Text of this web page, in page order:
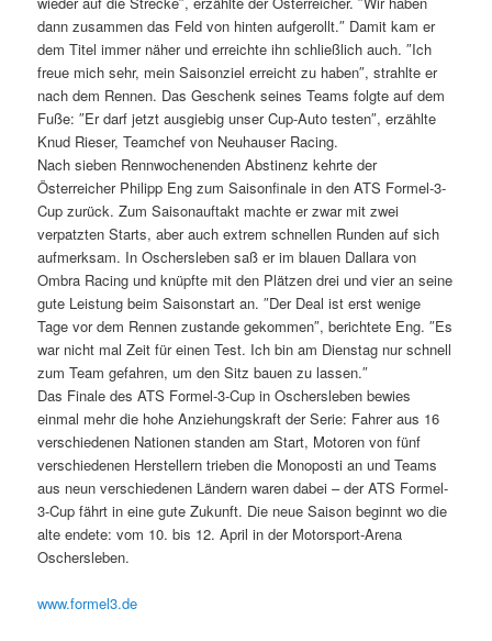
dann zusammen das Feld von hinten aufgerollt.″ Damit kam er
dem Titel immer näher und erreichte ihn schließlich auch. ″Ich
freue mich sehr, mein Saisonziel erreicht zu haben″, strahlte er
nach dem Rennen. Das Geschenk seines Teams folgte auf dem
Fuße: ″Er darf jetzt ausgiebig unser Cup-Auto testen″, erzählte
Knud Rieser, Teamchef von Neuhauser Racing.
Nach sieben Rennwochenenden Abstinenz kehrte der
Österreicher Philipp Eng zum Saisonfinale in den ATS Formel-3-
Cup zurück. Zum Saisonauftakt machte er zwar mit zwei
verpatzten Starts, aber auch extrem schnellen Runden auf sich
aufmerksam. In Oschersleben saß er im blauen Dallara von
Ombra Racing und knüpfte mit den Plätzen drei und vier an seine
gute Leistung beim Saisonstart an. ″Der Deal ist erst wenige
Tage vor dem Rennen zustande gekommen″, berichtete Eng. ″Es
war nicht mal Zeit für einen Test. Ich bin am Dienstag nur schnell
zum Team gefahren, um den Sitz bauen zu lassen.″
Das Finale des ATS Formel-3-Cup in Oschersleben bewies
einmal mehr die hohe Anziehungskraft der Serie: Fahrer aus 16
verschiedenen Nationen standen am Start, Motoren von fünf
verschiedenen Herstellern trieben die Monoposti an und Teams
aus neun verschiedenen Ländern waren dabei – der ATS Formel-
3-Cup fährt in eine gute Zukunft. Die neue Saison beginnt wo die
alte endete: vom 10. bis 12. April in der Motorsport-Arena
Oschersleben.
www.formel3.de